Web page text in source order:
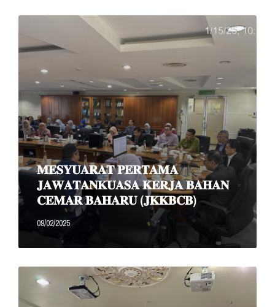
𝐌𝐄𝐒𝐘𝐔𝐀𝐑𝐀𝐓 𝐏𝐄𝐑𝐓𝐀𝐌𝐀
𝐉𝐀𝐖𝐀𝐓𝐀𝐍𝐊𝐔𝐀𝐒𝐀 𝐊𝐄𝐑𝐉𝐀 𝐁𝐀𝐇𝐀𝐍
𝐂𝐄𝐌𝐀𝐑 𝐁𝐀𝐇𝐀𝐑𝐔 (𝐉𝐊𝐊𝐁𝐂𝐁)
09/02/2025
Read
Read
More